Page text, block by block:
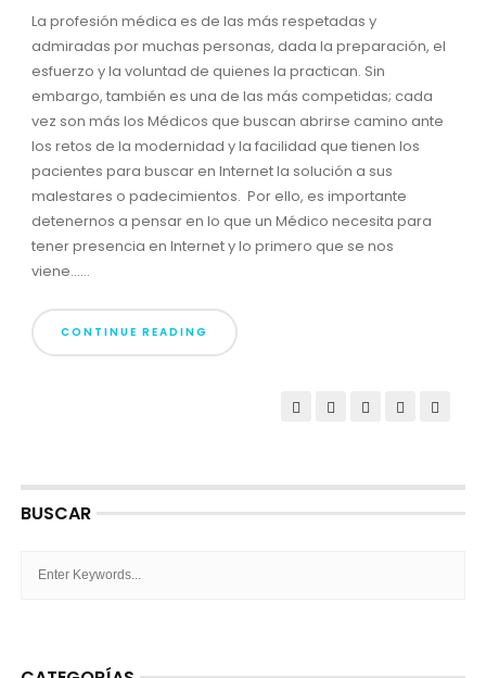
La profesión médica es de las más respetadas y
admiradas por muchas personas, dada la preparación, el
esfuerzo y la voluntad de quienes la practican. Sin
embargo, también es una de las más competidas; cada
vez son más los Médicos que buscan abrirse camino ante
los retos de la modernidad y la facilidad que tienen los
pacientes para buscar en Internet la solución a sus
malestares o padecimientos. Por ello, es importante
detenernos a pensar en lo que un Médico necesita para
tener presencia en Internet y lo primero que se nos
viene......
CONTINUE READING
BUSCAR